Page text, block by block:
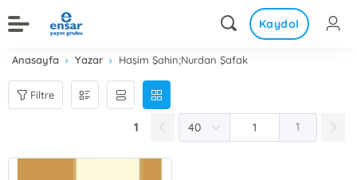
Kaydol
Anasayfa Yazar Haşim Şahin;Nurdan Şafak
Filtre
1 1